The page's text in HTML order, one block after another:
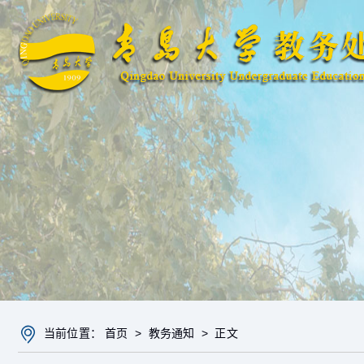
当前位置：首页 > 教务通知 > 正文